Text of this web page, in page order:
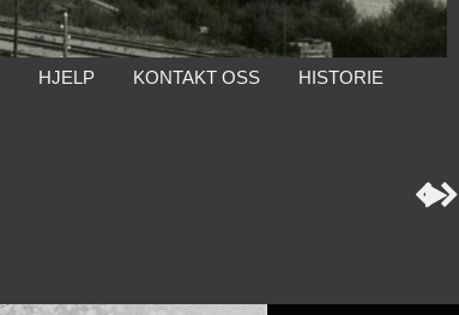
HJELP KONTAKT OSS HISTORIE
